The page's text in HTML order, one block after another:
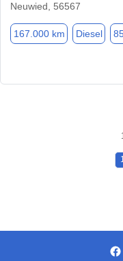
Neuwied, 56567
167.000 km Diesel